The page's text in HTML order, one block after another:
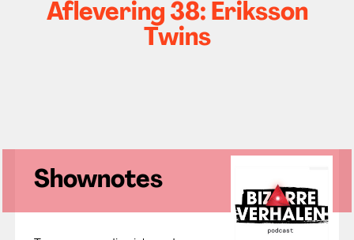
Aflevering 38: Eriksson
Twins
Shownotes